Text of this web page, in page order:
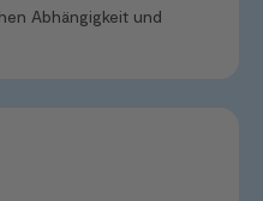
Abhängigkeit und